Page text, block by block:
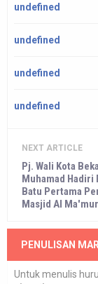
undefined
undefined
undefined
undefined
NEXT ARTICLE
Pj. Wali Kota
Muhamad Hadiri
Batu Pertama
Masjid Al Ma'mur
PENULISAN
Untuk menulis